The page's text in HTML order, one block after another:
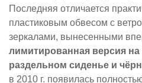
Последняя отличается
пластиковым обвесом с
зеркалами, вынесенными
лимитированная версия на
раздельном сиденье и
в 2010 г. появилась